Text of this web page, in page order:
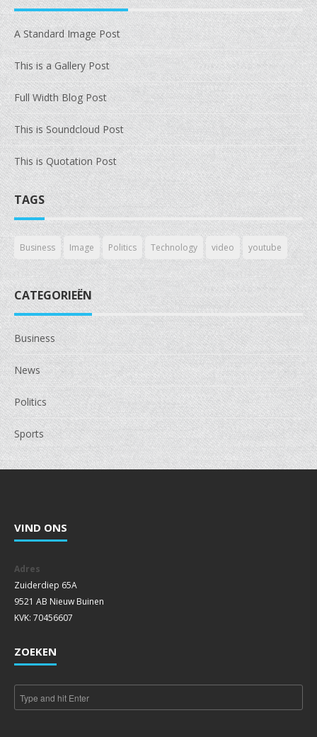
A Standard Image Post
This is a Gallery Post
Full Width Blog Post
This is Soundcloud Post
This is Quotation Post
TAGS
Business Image Politics Technology video youtube
CATEGORIEËN
Business
News
Politics
Sports
VIND ONS
Adres
Zuiderdiep 65A
9521 AB Nieuw Buinen
KVK: 70456607
ZOEKEN